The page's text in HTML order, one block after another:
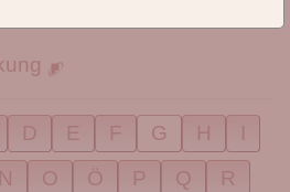
D E F G H
I
N O Ö P Q
R